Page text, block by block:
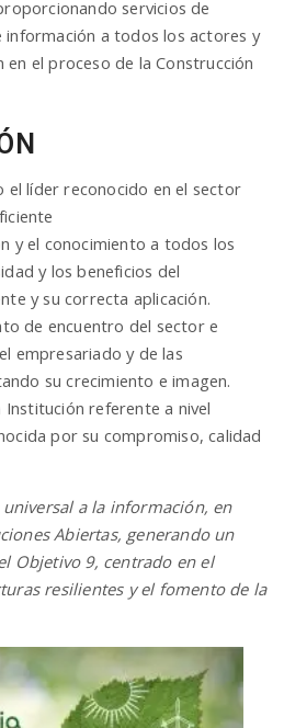
servicios de
información a todos los actores y
en el proceso de la Construcción
el líder reconocido en el sector
y el conocimiento a todos los
y los beneficios del
y su correcta aplicación.
de encuentro del sector e
empresariado y de las
su crecimiento e imagen.
Institución referente a nivel
por su compromiso, calidad
universal a la información, en
Abiertas, generando un
Objetivo 9, centrado en el
resilientes y el fomento de la